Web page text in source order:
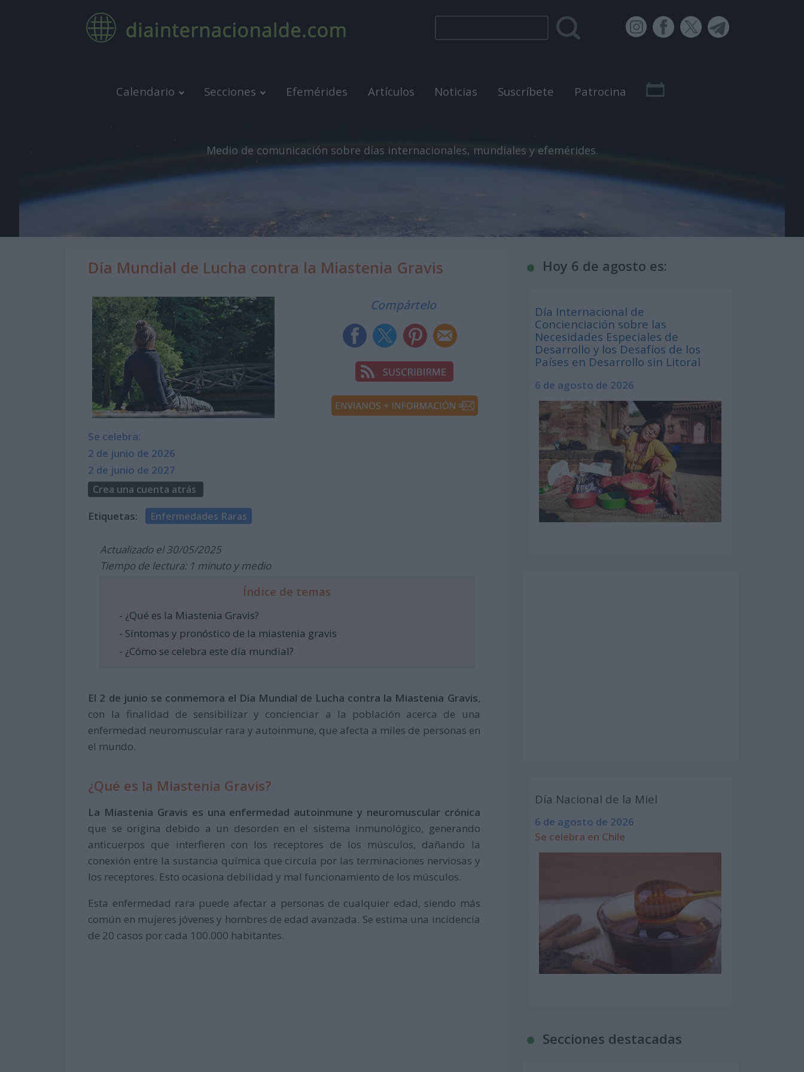
Calendario Secciones Efemérides Artículos Noticias Suscríbete Patrocina
Medio de comunicación sobre días internacionales, mundiales y efemérides.
Día Mundial de Lucha contra la Miastenia Gravis
Compártelo
Se celebra:
2 de junio de 2026
2 de junio de 2027
Crea una cuenta atrás
Etiquetas: Enfermedades Raras
Actualizado el 30/05/2025
Tiempo de lectura: 1 minuto y medio
Índice de temas
- ¿Qué es la Miastenia Gravis?
- Síntomas y pronóstico de la miastenia gravis
- ¿Cómo se celebra este día mundial?
El 2 de junio se conmemora el Día Mundial de Lucha contra la Miastenia Gravis,
con la finalidad de sensibilizar y concienciar a la población acerca de una
enfermedad neuromuscular rara y autoinmune, que afecta a miles de personas en
el mundo.
¿Qué es la Miastenia Gravis?
La Miastenia Gravis es una enfermedad autoinmune y neuromuscular crónica
que se origina debido a un desorden en el sistema inmunológico, generando
anticuerpos que interfieren con los receptores de los músculos, dañando la
conexión entre la sustancia química que circula por las terminaciones nerviosas y
los receptores. Esto ocasiona debilidad y mal funcionamiento de los músculos.
Esta enfermedad rara puede afectar a personas de cualquier edad, siendo más
común en mujeres jóvenes y hombres de edad avanzada. Se estima una incidencia
de 20 casos por cada 100.000 habitantes.
Hoy 6 de agosto es:
Día Internacional de
Concienciación sobre las
Necesidades Especiales de
Desarrollo y los Desafíos de los
Países en Desarrollo sin Litoral
6 de agosto de 2026
Día Nacional de la Miel
6 de agosto de 2026
Se celebra en Chile
Secciones destacadas